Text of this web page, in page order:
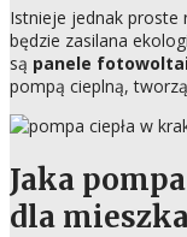
Istnieje jednak proste
będzie zasilana
są panele
pompą cieplną,
Jaka
dla